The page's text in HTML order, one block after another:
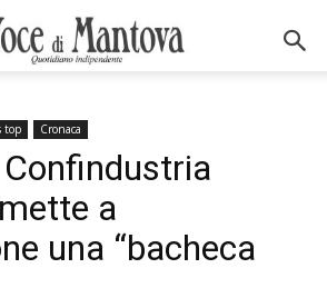
top Cronaca
a
una “bacheca